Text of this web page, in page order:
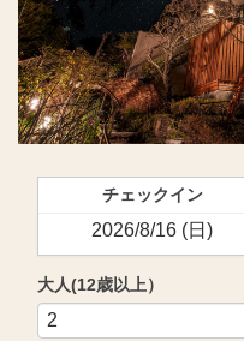
チェックイン
大人(12歳以上）